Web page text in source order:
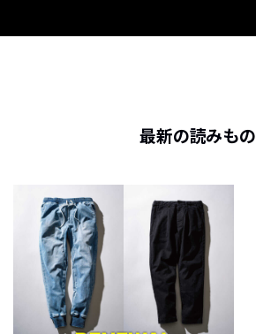
最新の読みもの